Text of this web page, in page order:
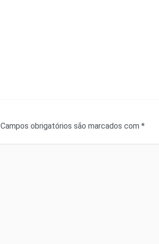
Campos obrigatórios são marcados com *